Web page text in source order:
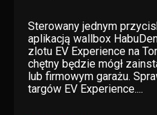
Sterowany jednym
aplikacją wallbox
zlotu EV Experience na
chętny będzie mógł
lub firmowym garażu.
targów EV Experience....